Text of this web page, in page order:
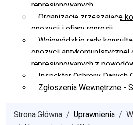
represjonowanych
Organizacje zrzeszające
opozycji i ofiary represji
Wojewódzkie rady
opozycji antykomunistycznej
represjonowanych z
Inspektor Ochrony Danych
Zgłoszenia Wewnętrzne -
Strona Główna Uprawnienia